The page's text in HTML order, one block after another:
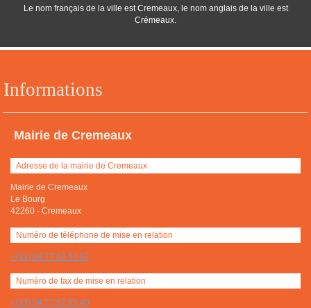
Informations
Mairie de Cremeaux
Adresse de la mairie de Cremeaux
Mairie de Cremeaux
Le Bourg
42260 - Cremeaux
Numéro de téléphone de mise en relation
+(33) 04 77 62 50 67
Numéro de fax de mise en relation
+(33) 04 77 62 55 40
Le nom français de la ville est Cremeaux, le nom anglais de la ville est
Crémeaux.